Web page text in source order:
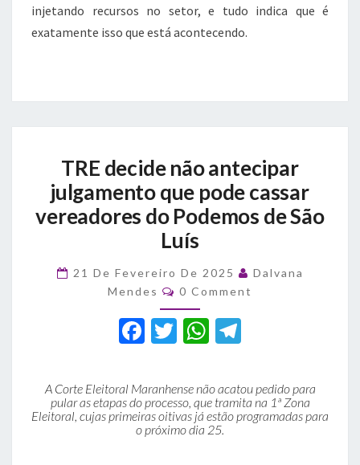
injetando recursos no setor, e tudo indica que é
exatamente isso que está acontecendo.
decide
antecipar
julgamento
que
cassar
vereadores
do
Podemos
de
TRE decide não antecipar
julgamento que pode cassar
vereadores do Podemos de São
Luís
21 De Fevereiro De 2025
Dalvana
Mendes
Comments
0 Comment
F
c
e
b
T
it
te
r
W
at
s
A
e
gr
a
A Corte Eleitoral Maranhense não acatou pedido para
pular as etapas do processo, que tramita na 1ª Zona
Eleitoral, cujas primeiras oitivas já estão programadas para
o próximo dia 25.